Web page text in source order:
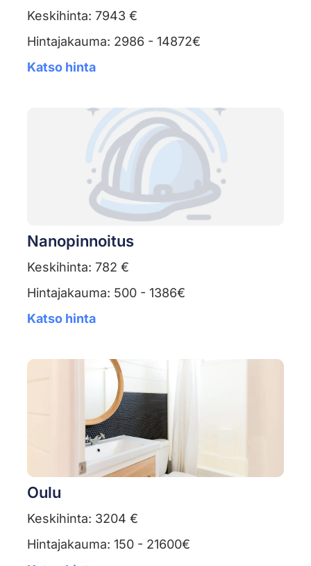
Keskihinta: 7943 €
Hintajakauma: 2986 - 14872€
Katso hinta
Nanopinnoitus
Keskihinta: 782 €
Hintajakauma: 500 - 1386€
Katso hinta
Oulu
Keskihinta: 3204 €
Hintajakauma: 150 - 21600€